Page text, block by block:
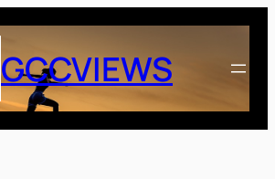
GCCVIEWS